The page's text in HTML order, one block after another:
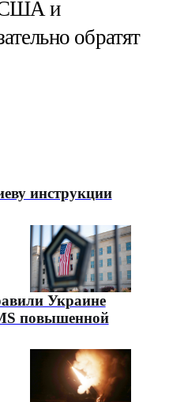
США и
обратят
инструкции
Украине
повышенной